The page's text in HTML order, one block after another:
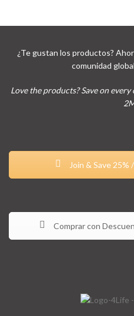
¿Te gustan los productos?
comunidad
Love the products? Save on
Join & Save
Comprar con